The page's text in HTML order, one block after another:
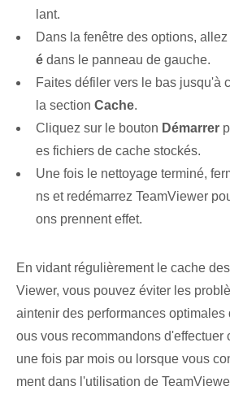
lant.
Dans la fenêtre des options,
é dans le panneau de gauche.
Faites défiler vers le bas jusqu'à
la section Cache.
Cliquez sur le bouton Démarrer
es fichiers de cache stockés.
Une fois le nettoyage terminé,
ns et redémarrez TeamViewer
ons prennent effet.
En vidant régulièrement le cache
Viewer, vous pouvez éviter les
aintenir des performances optimales
ous vous recommandons d'effectuer
une fois par mois ou lorsque vous
ment dans l'utilisation de